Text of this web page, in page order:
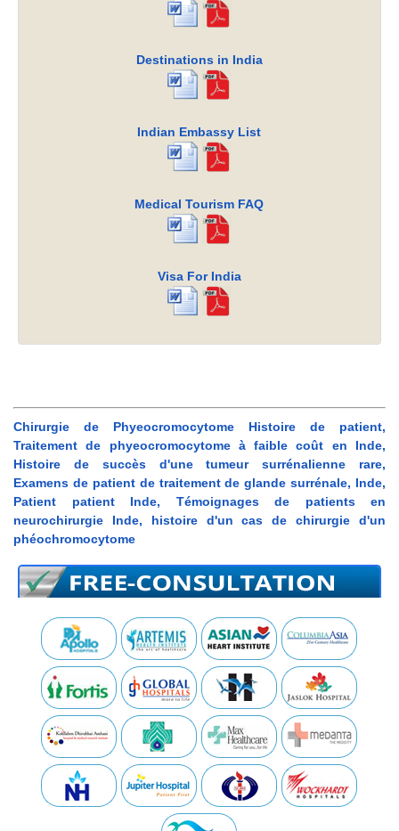
Destinations in India
Indian Embassy List
Medical Tourism FAQ
Visa For India
Chirurgie de Phyeocromocytome Histoire de patient,
Traitement de phyeocromocytome à faible coût en Inde,
Histoire de succès d'une tumeur surrénalienne rare,
Examens de patient de traitement de glande surrénale, Inde,
Patient patient Inde, Témoignages de patients en
neurochirurgie Inde, histoire d'un cas de chirurgie d'un
phéochromocytome